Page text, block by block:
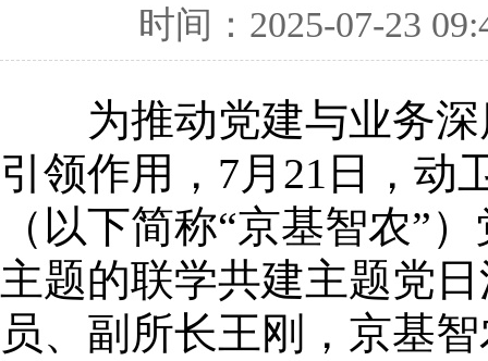
时间：2025-07-23
为推动党建与业务
引领作用，7月21日，动
（以下简称“京基智农”
主题的联学共建主题党
员、副所长王刚，京基